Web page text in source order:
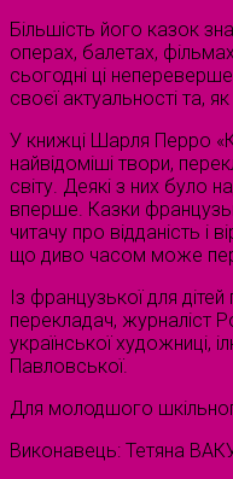
Більшість його казок
операх, балетах,
сьогодні ці
своєї актуальності та,
У книжці Шарля Перро
найвідоміші твори,
світу. Деякі з них було
вперше. Казки
читачу про відданість і
що диво часом може
Із французької для
перекладач, журналіст
української художниці,
Павловської.
Для молодшого
Виконавець: Тетяна